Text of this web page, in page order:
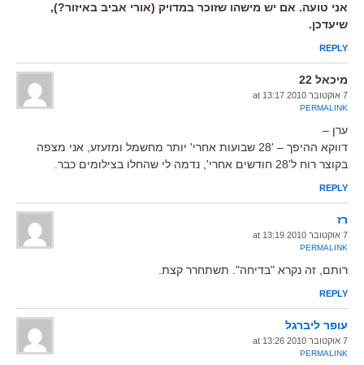
אני טועה. אם יש מישהו שזוכר במדויק (אורי אביב באיזור?),
שיעדכן.
REPLY
מיכאל 22
7 אוקטובר 2010 at 13:17
PERMALINK
ערן –
דווקא ההיפך – '28 שבועות אחרי' יותר מחשמל ומזעזע, אני מצפה
בקוצר רוח ל'28 חודשים אחרי', נדמה לי שהחלו בצילומים כבר.
REPLY
רז
7 אוקטובר 2010 at 13:19
PERMALINK
רותם, זה נקרא "בדיחה". תשתחרר קצת.
REPLY
עופר ליברגל
7 אוקטובר 2010 at 13:26
PERMALINK